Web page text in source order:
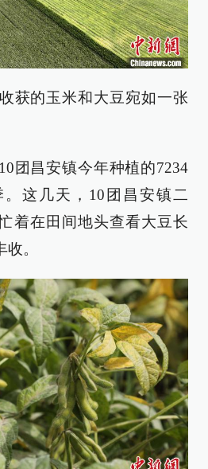
获的玉米和大豆宛如一张
团昌安镇今年种植的7234
这几天，10团昌安镇二
着在田间地头查看大豆长
。